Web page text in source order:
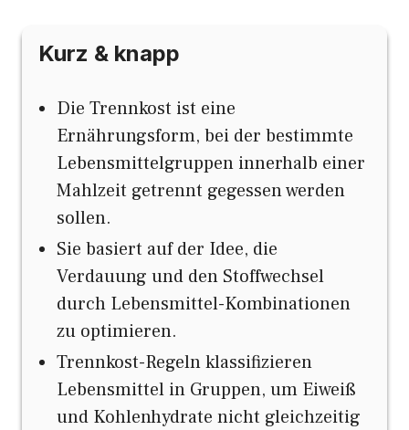
Kurz & knapp
Die Trennkost ist eine
Ernährungsform, bei der bestimmte
Lebensmittelgruppen innerhalb einer
Mahlzeit getrennt gegessen werden
sollen.
Sie basiert auf der Idee, die
Verdauung und den Stoffwechsel
durch Lebensmittel-Kombinationen
zu optimieren.
Trennkost-Regeln klassifizieren
Lebensmittel in Gruppen, um Eiweiß
und Kohlenhydrate nicht gleichzeitig